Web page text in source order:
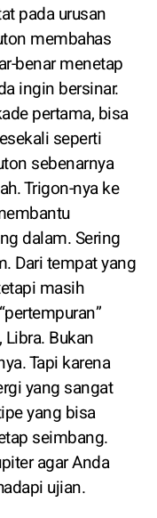
pada urusan
membahas
benar menetap
ingin bersinar.
pertama, bisa
seperti
sebenarnya
Trigon-nya ke
dalam. Sering
Dari tempat yang
masih
Bukan
Tapi karena
yang sangat
yang bisa
seimbang.
agar Anda
ujian.